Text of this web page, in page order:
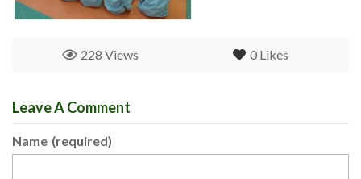
0 Likes
228 Views
Leave A Comment
Name (required)